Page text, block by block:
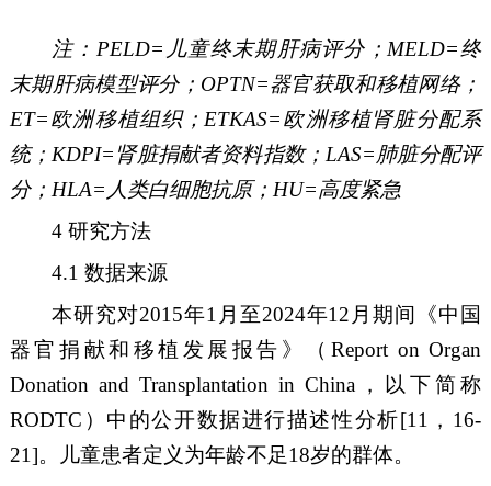
注： PELD=儿童终末期肝病评分；MELD=终
末期肝病模型评分；OPTN=器官获取和移植网络；
ET=欧洲移植组织；ETKAS=欧洲移植肾脏分配系
统；KDPI=肾脏捐献者资料指数；LAS=肺脏分配评
分；HLA=人类白细胞抗原；HU=高度紧急
4研究方法
4.1数据来源
本研究对2015年1 月至2024年12 月期间《中国
器官捐献和 移植 发展 报告》 （ Report on Organ
Donation and Transplantation in China ， 以下简称
RODTC ） 中的公开数据进行描述性分析[11 ， 16-
21]。儿童患者定义为年龄不足18岁的群体。